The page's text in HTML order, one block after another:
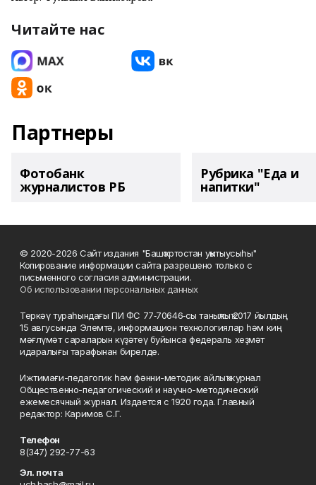
Читайте нас
Партнеры
Фотобанк
журналистов РБ
Рубрика "Еда и
напитки"
© 2020-2026 Сайт издания "Башҡортостан уҡытыусыһы"
Копирование информации сайта разрешено только с
письменного согласия администрации.
Об использовании персональных данных
Теркәү тураһындағы ПИ ФС 77‑70646‑сы таныҡлыҡ 2017 йылдың
15 авгусында Элемтә, информацион технологиялар һәм киң
мәғлүмәт сараларын күҙәтеү буйынса федераль хеҙмәт
идаралығы тарафынан бирелде.
Ижтимағи-педагогик һәм фәнни-методик айлыҡ журнал
Общественно-педагогический и научно-методический
ежемесячный журнал. Издается с 1920 года. Главный
редактор: Каримов С.Г.
Телефон
8(347) 292-77-63
Эл. почта